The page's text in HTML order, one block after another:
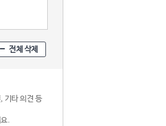
전체 삭제
기타 의견 등
.